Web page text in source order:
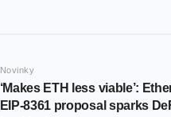
Novinky
‘Makes ETH less viable’:
EIP-8361 proposal sparks